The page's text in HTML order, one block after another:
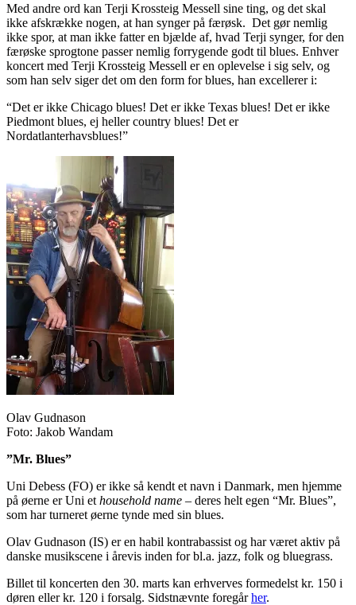
Med andre ord kan Terji Krossteig Messell sine ting, og det skal
ikke afskrække nogen, at han synger på færøsk. Det gør nemlig
ikke spor, at man ikke fatter en bjælde af, hvad Terji synger, for den
færøske sprogtone passer nemlig forrygende godt til blues. Enhver
koncert med Terji Krossteig Messell er en oplevelse i sig selv, og
som han selv siger det om den form for blues, han excellerer i:
“Det er ikke Chicago blues! Det er ikke Texas blues! Det er ikke
Piedmont blues, ej heller country blues! Det er
Nordatlanterhavsblues!”
Olav Gudnason
Foto: Jakob Wandam
”Mr. Blues”
Uni Debess (FO) er ikke så kendt et navn i Danmark, men hjemme
på øerne er Uni et household name – deres helt egen “Mr. Blues”,
som har turneret øerne tynde med sin blues.
Olav Gudnason (IS) er en habil kontrabassist og har været aktiv på
danske musikscene i årevis inden for bl.a. jazz, folk og bluegrass.
Billet til koncerten den 30. marts kan erhverves formedelst kr. 150 i
døren eller kr. 120 i forsalg. Sidstnævnte foregårher.